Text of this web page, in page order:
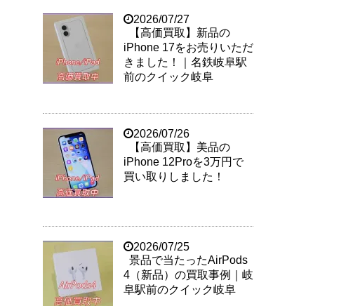
2026/07/27
【高価買取】新品の
iPhone 17をお売りいただ
きました！｜名鉄岐阜駅
前のクイック岐阜
2026/07/26
【高価買取】美品の
iPhone 12Proを3万円で
買い取りしました！
2026/07/25
景品で当たったAirPods
4（新品）の買取事例｜岐
阜駅前のクイック岐阜